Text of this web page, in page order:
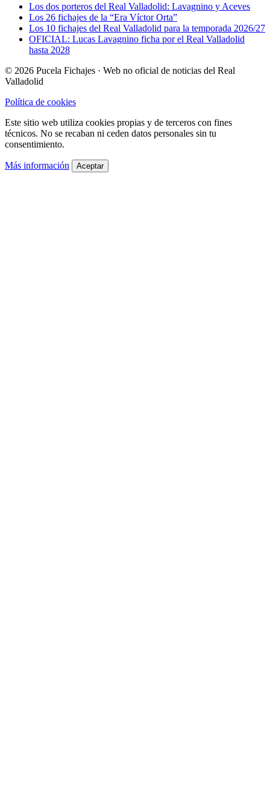
Los dos porteros del Real Valladolid: Lavagnino y Aceves
Los 26 fichajes de la “Era Víctor Orta”
Los 10 fichajes del Real Valladolid para la temporada 2026/27
OFICIAL: Lucas Lavagnino ficha por el Real Valladolid
hasta 2028
© 2026 Pucela Fichajes · Web no oficial de noticias del Real
Valladolid
Política de cookies
Este sitio web utiliza cookies propias y de terceros con fines
técnicos. No se recaban ni ceden datos personales sin tu
consentimiento.
Más información Aceptar